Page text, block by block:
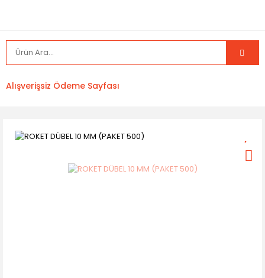
Alışverişsiz Ödeme Sayfası